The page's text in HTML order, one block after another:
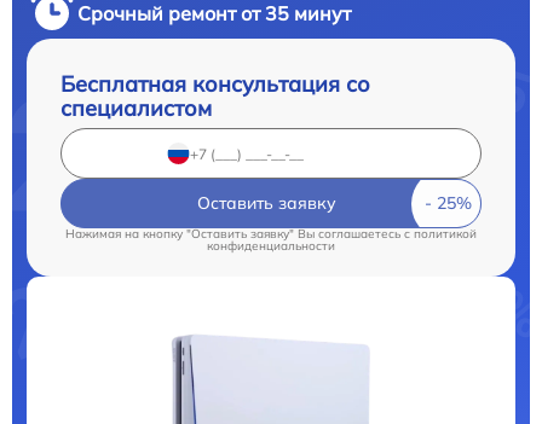
Срочный ремонт от 35 минут
Бесплатная консультация со
специалистом
Оставить заявку
Нажимая на кнопку "Оставить заявку" Вы соглашаетесь cполитикой
конфиденциальности